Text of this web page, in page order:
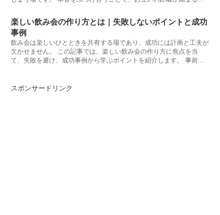
楽しい飲み会の作り方とは｜失敗しないポイントと成功
事例
飲み会は楽しいひとときを共有する場であり、成功には計画と工夫が
欠かせません。 この記事では、楽しい飲み会の作り方に焦点を当
て、失敗を避け、成功事例から学ぶポイントを紹介します。 事前の
スポンサードリンク